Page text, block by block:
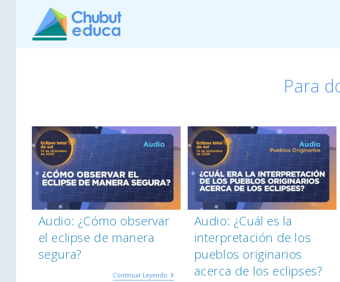
Para
Audio: ¿Cómo observar
el eclipse de manera
segura?
Continuar Leyendo
Audio: ¿Cuál es la
interpretación de los
pueblos originarios
acerca de los eclipses?